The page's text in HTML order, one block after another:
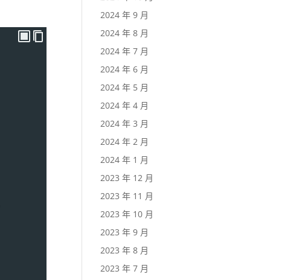
2024 年 9 月
2024 年 8 月
2024 年 7 月
2024 年 6 月
2024 年 5 月
2024 年 4 月
2024 年 3 月
2024 年 2 月
2024 年 1 月
2023 年 12 月
2023 年 11 月
2023 年 10 月
2023 年 9 月
2023 年 8 月
2023 年 7 月